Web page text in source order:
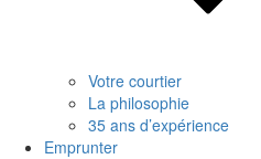
Votre courtier
La philosophie
35 ans d’expérience
Emprunter